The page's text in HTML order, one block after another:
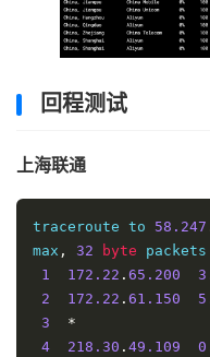
回程测试
上海联通
traceroute to 58.247
max , 32 byte packets
1
172.22 . 65.200
2
172.22 . 61.150
3
*
4
218.30 . 49.109